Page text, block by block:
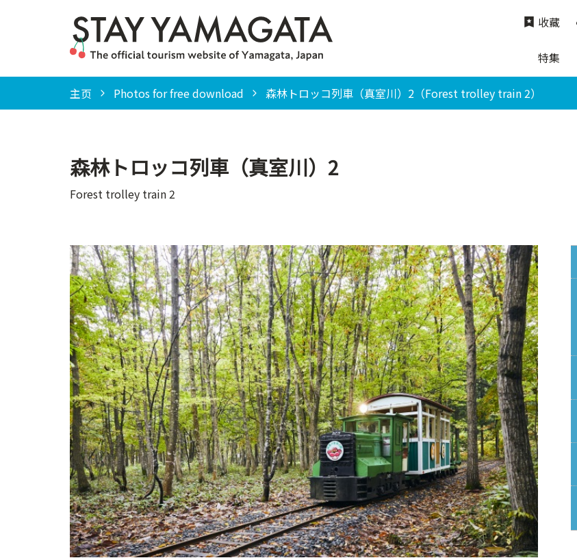
特集
收藏
主页 Photos for free download 森林トロッコ列車（真室川）2（Forest trolley train 2）
森林トロッコ列車（真室川）2
Forest trolley train 2